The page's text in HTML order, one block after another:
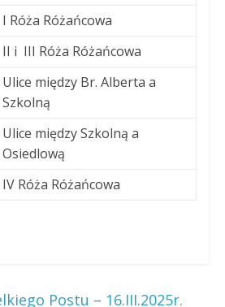
I Róża Różańcowa
II i III Róża Różańcowa
Ulice między Br. Alberta a
Szkolną
Ulice między Szkolną a
Osiedlową
IV Róża Różańcowa
Postu – 16.III.2025r.